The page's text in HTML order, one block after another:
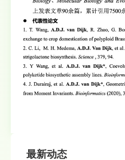
最新动态